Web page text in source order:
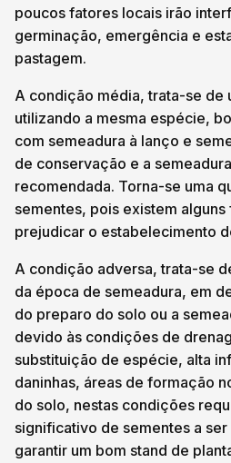
poucos fatores locais irão
germinação, emergência e
pastagem.
A condição média, trata-se de
utilizando a mesma espécie,
com semeadura à lanço e
de conservação e a
recomendada. Torna-se uma
sementes, pois existem
prejudicar o estabelecimento
A condição adversa, trata-se
da época de semeadura, em
do preparo do solo ou a
devido às condições de
substituição de espécie, alta
daninhas, áreas de formação
do solo, nestas condições
significativo de sementes a
garantir um bom stand de